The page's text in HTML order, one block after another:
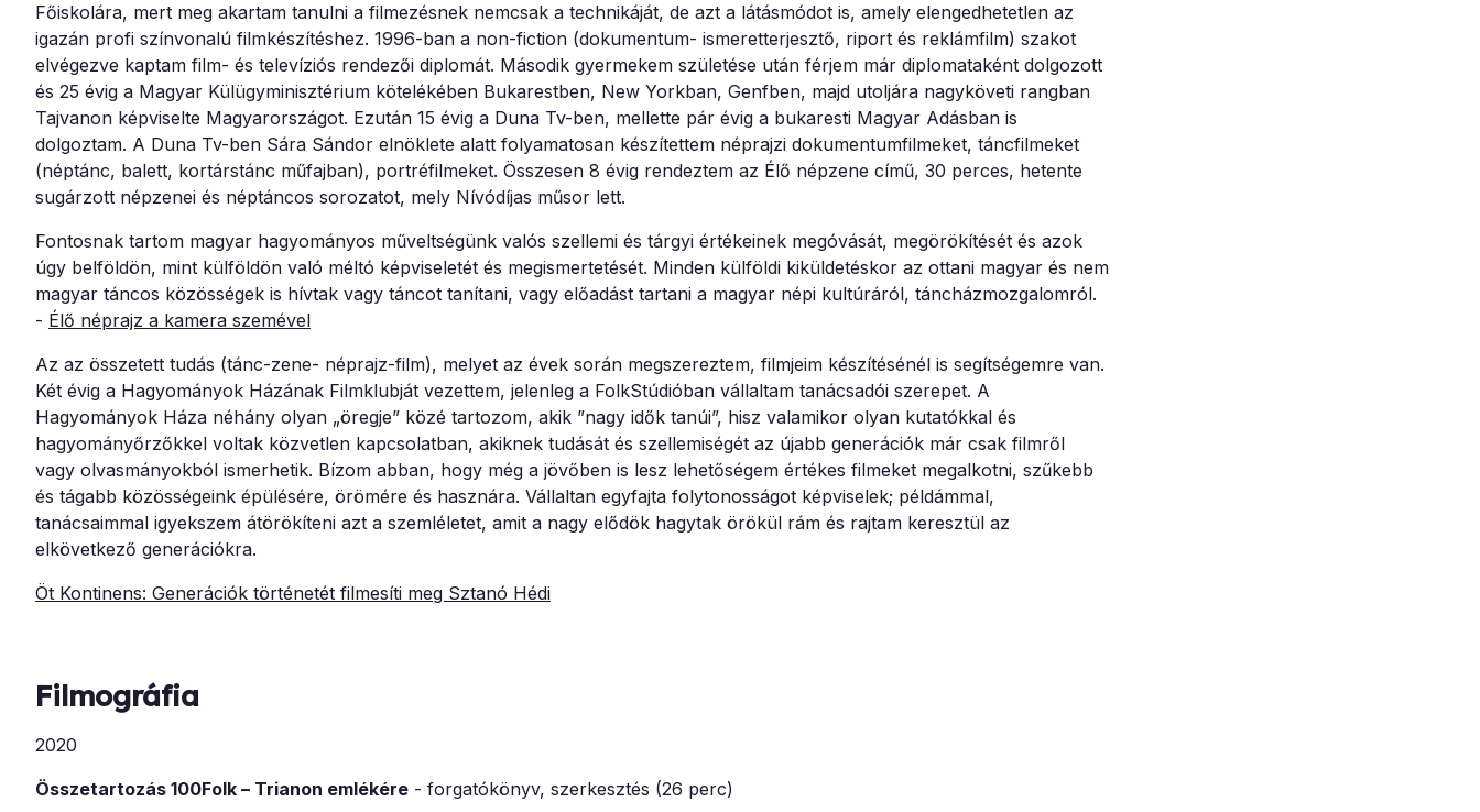
Főiskolára, mert meg akartam tanulni a filmezésnek nemcsak a technikáját, de azt a látásmódot is, amely elengedhetetlen az
igazán profi színvonalú filmkészítéshez. 1996-ban a non-fiction (dokumentum- ismeretterjesztő, riport és reklámfilm) szakot
elvégezve kaptam film- és televíziós rendezői diplomát. Második gyermekem születése után férjem már diplomataként dolgozott
és 25 évig a Magyar Külügyminisztérium kötelékében Bukarestben, New Yorkban, Genfben, majd utoljára nagyköveti rangban
Tajvanon képviselte Magyarországot. Ezután 15 évig a Duna Tv-ben, mellette pár évig a bukaresti Magyar Adásban is
dolgoztam. A Duna Tv-ben Sára Sándor elnöklete alatt folyamatosan készítettem néprajzi dokumentumfilmeket, táncfilmeket
(néptánc, balett, kortárstánc műfajban), portréfilmeket. Összesen 8 évig rendeztem az Élő népzene című, 30 perces, hetente
sugárzott népzenei és néptáncos sorozatot, mely Nívódíjas műsor lett.
Fontosnak tartom magyar hagyományos műveltségünk valós szellemi és tárgyi értékeinek megóvását, megörökítését és azok
úgy belföldön, mint külföldön való méltó képviseletét és megismertetését. Minden külföldi kiküldetéskor az ottani magyar és nem
magyar táncos közösségek is hívtak vagy táncot tanítani, vagy előadást tartani a magyar népi kultúráról, táncházmozgalomról.
- Élő néprajz a kamera szemével
Az az összetett tudás (tánc-zene- néprajz-film), melyet az évek során megszereztem, filmjeim készítésénél is segítségemre van.
Két évig a Hagyományok Házának Filmklubját vezettem, jelenleg a FolkStúdióban vállaltam tanácsadói szerepet. A
Hagyományok Háza néhány olyan „öregje” közé tartozom, akik ”nagy idők tanúi”, hisz valamikor olyan kutatókkal és
hagyományőrzőkkel voltak közvetlen kapcsolatban, akiknek tudását és szellemiségét az újabb generációk már csak filmről
vagy olvasmányokból ismerhetik. Bízom abban, hogy még a jövőben is lesz lehetőségem értékes filmeket megalkotni, szűkebb
és tágabb közösségeink épülésére, örömére és hasznára. Vállaltan egyfajta folytonosságot képviselek; példámmal,
tanácsaimmal igyekszem átörökíteni azt a szemléletet, amit a nagy elődök hagytak örökül rám és rajtam keresztül az
elkövetkező generációkra.
Öt Kontinens: Generációk történetét filmesíti meg Sztanó Hédi
Filmográfia
2020
Összetartozás 100Folk – Trianon emlékére - forgatókönyv, szerkesztés (26 perc)